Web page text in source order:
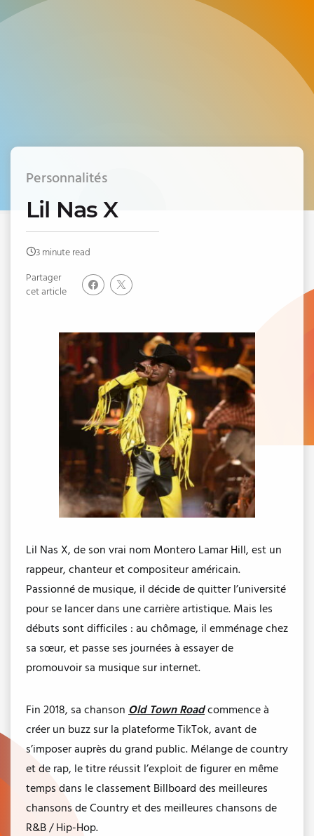
Personnalités
Lil Nas X
3 minute read
Partager
cet article
Lil Nas X, de son vrai nom Montero Lamar Hill, est un
rappeur, chanteur et compositeur américain.
Passionné de musique, il décide de quitter l’université
pour se lancer dans une carrière artistique. Mais les
débuts sont difficiles : au chômage, il emménage chez
sa sœur, et passe ses journées à essayer de
promouvoir sa musique sur internet.
Fin 2018, sa chanson Old Town Roadcommence à
créer un buzz sur la plateforme TikTok, avant de
s’imposer auprès du grand public. Mélange de country
et de rap, le titre réussit l’exploit de figurer en même
temps dans le classement Billboard des meilleures
chansons de Country et des meilleures chansons de
R&B / Hip-Hop.